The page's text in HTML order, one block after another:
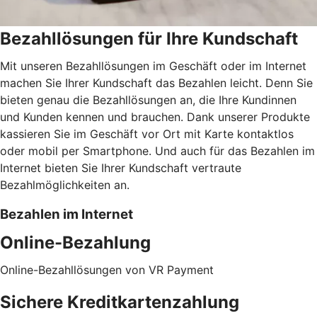
Bezahllösungen für Ihre Kundschaft
Mit unseren Bezahllösungen im Geschäft oder im Internet
machen Sie Ihrer Kundschaft das Bezahlen leicht. Denn Sie
bieten genau die Bezahllösungen an, die Ihre Kundinnen
und Kunden kennen und brauchen. Dank unserer Produkte
kassieren Sie im Geschäft vor Ort mit Karte kontaktlos
oder mobil per Smartphone. Und auch für das Bezahlen im
Internet bieten Sie Ihrer Kundschaft vertraute
Bezahlmöglichkeiten an.
Bezahlen im Internet
Online-Bezahlung
Online-Bezahllösungen von VR Payment
Sichere Kreditkartenzahlung